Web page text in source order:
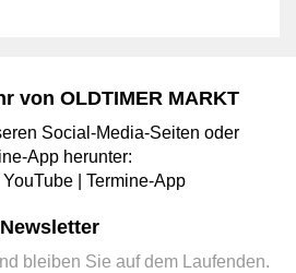
von OLDTIMER MARKT
Social-Media-Seiten oder
App herunter:
YouTube Termine-App
bleiben Sie auf dem Laufenden.